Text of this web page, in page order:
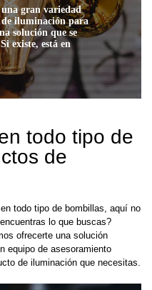
gran variedad
iluminación para
solución que se
existe, está en
todo tipo de
de
todo tipo de bombillas, aquí no
lo que buscas?
ofrecerte una solución
equipo de asesoramiento
de iluminación que necesitas.